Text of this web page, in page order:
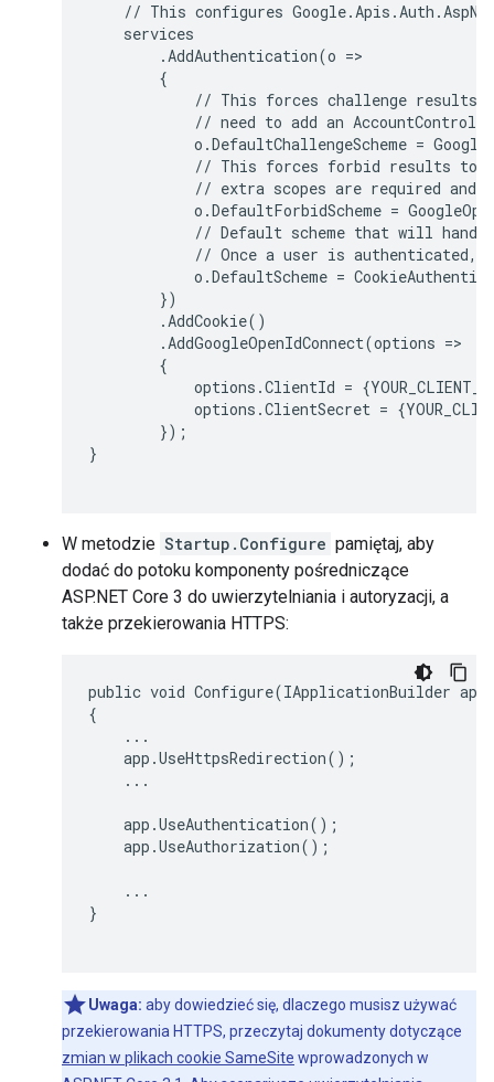
// This configures
    services
        .AddAuthentication(o =>
        {
// This forces challenge results
// need to add an
o.DefaultChallengeScheme =
// This forces forbid results to
// extra scopes are required and
o.DefaultForbidScheme =
// Default scheme that will
// Once a user is authenticated,
o.DefaultScheme =
        })
        .AddCookie()
        .AddGoogleOpenIdConnect(options =>
        {
options.ClientId =
options.ClientSecret =
        });
}
W metodzie Startup.Configure pamiętaj, aby
dodać do potoku komponenty pośredniczące
ASP.NET Core 3 do uwierzytelniania i autoryzacji, a
także przekierowania HTTPS:
public void Configure(IApplicationBuilder app,
{
    ...
    app.UseHttpsRedirection();
    ...
    app.UseAuthentication();
    app.UseAuthorization();
    ...
}
Uwaga: aby dowiedzieć się, dlaczego musisz używać
przekierowania HTTPS, przeczytaj dokumenty dotyczące
zmian w plikach cookie SameSite wprowadzonych w